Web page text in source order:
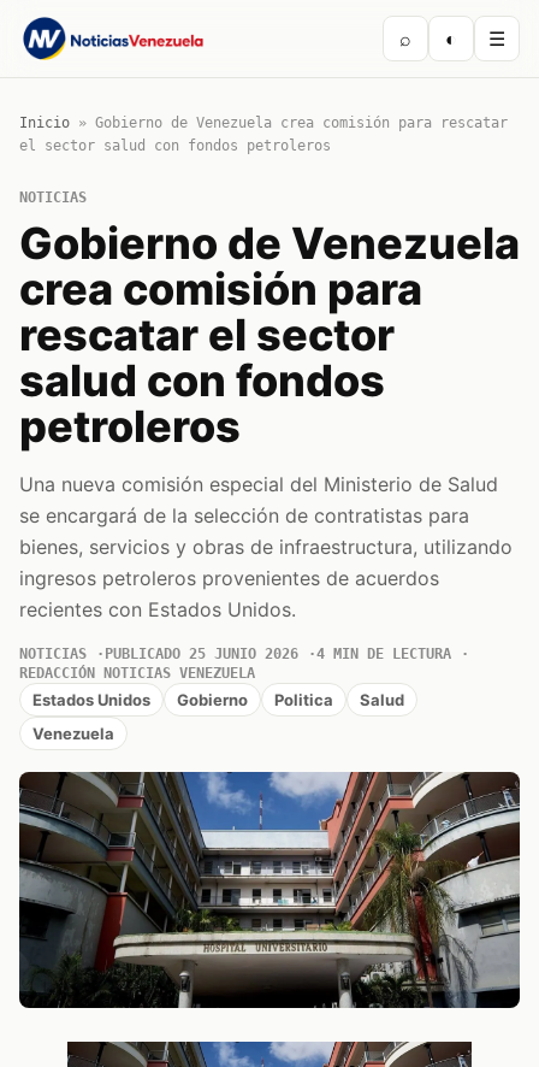
⌕ ◐ ☰
Inicio » Gobierno de Venezuela crea comisión para rescatar
el sector salud con fondos petroleros
NOTICIAS
Gobierno de Venezuela
crea comisión para
rescatar el sector
salud con fondos
petroleros
Una nueva comisión especial del Ministerio de Salud
se encargará de la selección de contratistas para
bienes, servicios y obras de infraestructura, utilizando
ingresos petroleros provenientes de acuerdos
recientes con Estados Unidos.
NOTICIAS PUBLICADO 25 JUNIO 2026
4 MIN DE LECTURA
REDACCIÓN NOTICIAS VENEZUELA
Estados Unidos Gobierno Politica
Salud
Venezuela